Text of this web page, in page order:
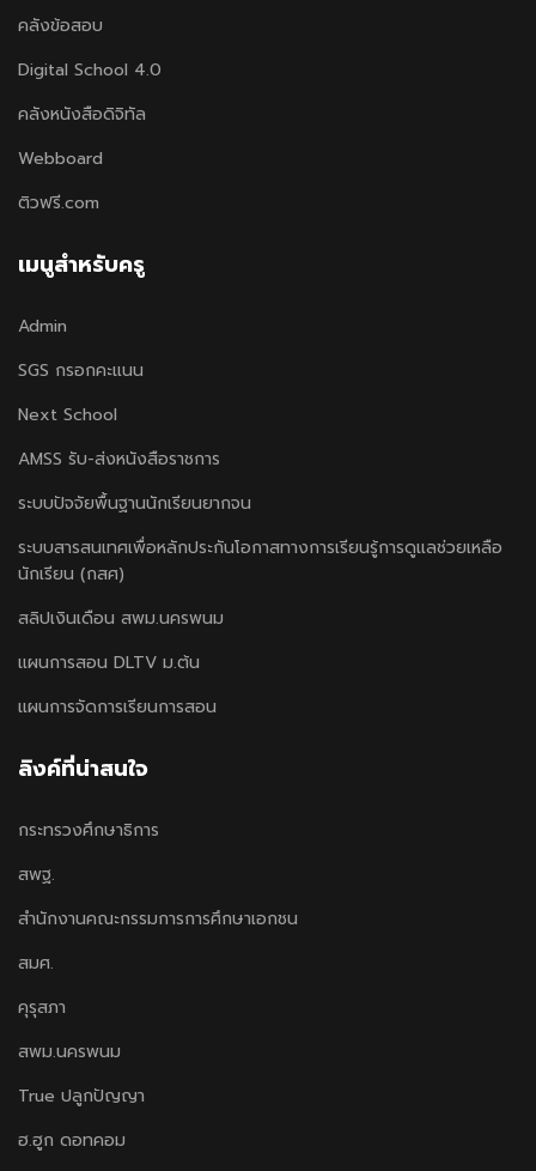
คลังข้อสอบ
Digital School 4.0
คลังหนังสือดิจิทัล
Webboard
ติวฟรี.com
เมนูสำหรับครู
Admin
SGS กรอกคะแนน
Next School
AMSS รับ-ส่งหนังสือราชการ
ระบบปัจจัยพื้นฐานนักเรียนยากจน
ระบบสารสนเทศเพื่อหลักประกันโอกาสทางการเรียนรู้การดูแลช่วยเหลือ
นักเรียน (กสศ)
สลิปเงินเดือน สพม.นครพนม
แผนการสอน DLTV ม.ต้น
แผนการจัดการเรียนการสอน
ลิงค์ที่น่าสนใจ
กระทรวงศึกษาธิการ
สพฐ.
สำนักงานคณะกรรมการการศึกษาเอกชน
สมศ.
คุรุสภา
สพม.นครพนม
True ปลูกปัญญา
ฮ.ฮูก ดอทคอม